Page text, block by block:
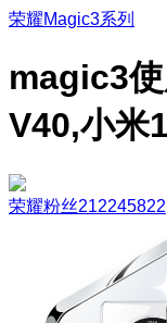
荣耀Magic3系列
magic3
V40,小米
荣耀粉丝212245822